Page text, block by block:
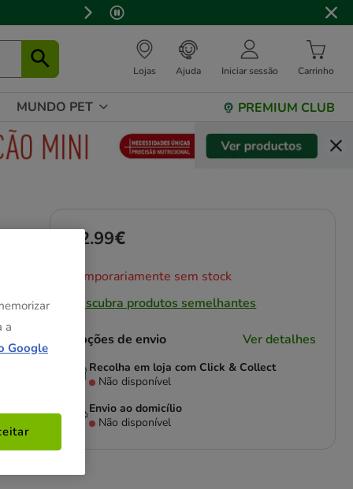
Lojas Ajuda Iniciar sessão Carrinho
MUNDO PET PREMIUM CLUB
Preço 12.99€
12.99€
Temporariamente sem stock
Descubra produtos semelhantes
Opções de envio Ver detalhes
Recolha em loja com Click & Collect
Não disponível
Envio ao domicílio
Não disponível
a
Google